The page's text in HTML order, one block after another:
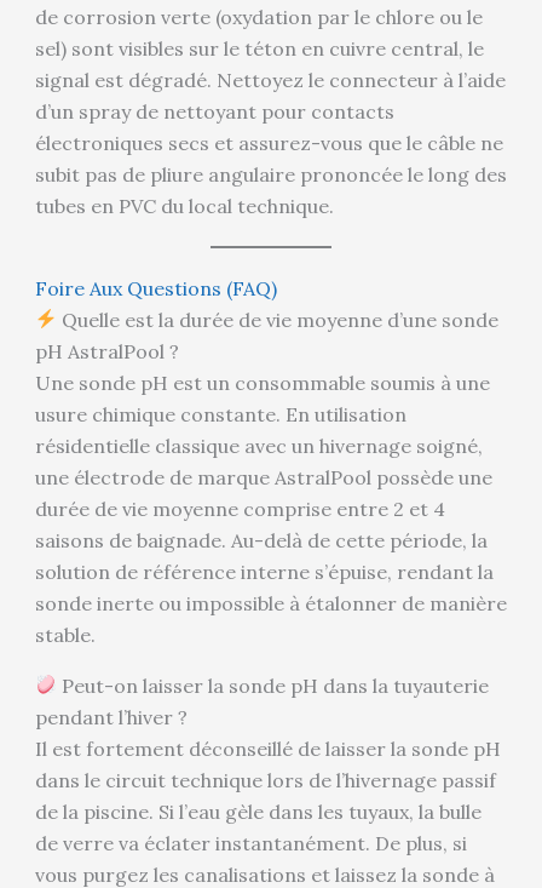
de corrosion verte (oxydation par le chlore ou le
sel) sont visibles sur le téton en cuivre central, le
signal est dégradé. Nettoyez le connecteur à l’aide
d’un spray de nettoyant pour contacts
électroniques secs et assurez-vous que le câble ne
subit pas de pliure angulaire prononcée le long des
tubes en PVC du local technique.
Foire Aux Questions (FAQ)
Quelle est la durée de vie moyenne d’une sonde
pH AstralPool ?
Une sonde pH est un consommable soumis à une
usure chimique constante. En utilisation
résidentielle classique avec un hivernage soigné,
une électrode de marque AstralPool possède une
durée de vie moyenne comprise entre 2 et 4
saisons de baignade. Au-delà de cette période, la
solution de référence interne s’épuise, rendant la
sonde inerte ou impossible à étalonner de manière
stable.
Peut-on laisser la sonde pH dans la tuyauterie
pendant l’hiver ?
Il est fortement déconseillé de laisser la sonde pH
dans le circuit technique lors de l’hivernage passif
de la piscine. Si l’eau gèle dans les tuyaux, la bulle
de verre va éclater instantanément. De plus, si
vous purgez les canalisations et laissez la sonde à